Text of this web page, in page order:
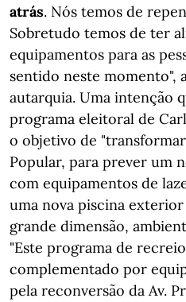
atrás. Nós temos de
Sobretudo temos de ter
equipamentos para as
sentido neste momento",
autarquia. Uma intenção
programa eleitoral de
o objetivo de
Popular, para prever um
com equipamentos de
uma nova piscina
grande dimensão,
"Este programa de
complementado por
pela reconversão da Av.